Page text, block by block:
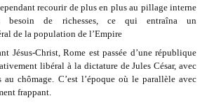
recourir de plus en plus au pillage interne
besoin de richesses, ce qui entraîna un
de la population de l’Empire
Jésus-Christ, Rome est passée d’une république
libéral à la dictature de Jules César, avec
chômage. C’est l’époque où le parallèle avec
frappant.